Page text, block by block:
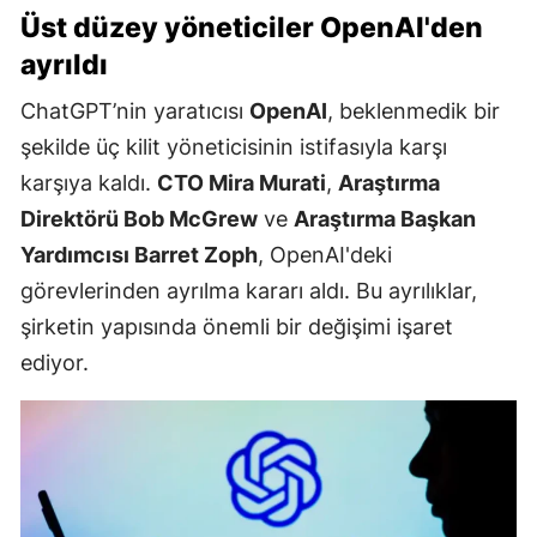
Üst düzey yöneticiler OpenAI'den
ayrıldı
ChatGPT’nin yaratıcısı OpenAI, beklenmedik bir
şekilde üç kilit yöneticisinin istifasıyla karşı
karşıya kaldı. CTO Mira Murati, Araştırma
Direktörü Bob McGrew ve Araştırma Başkan
Yardımcısı Barret Zoph, OpenAI'deki
görevlerinden ayrılma kararı aldı. Bu ayrılıklar,
şirketin yapısında önemli bir değişimi işaret
ediyor.